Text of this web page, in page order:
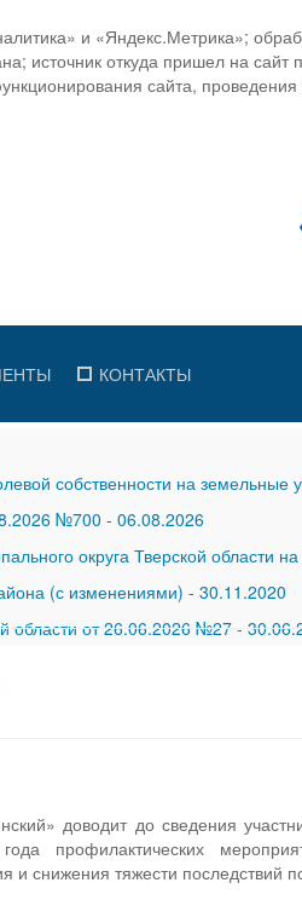
и «Яндекс.Метрика»;
откуда пришел на сайт
сайта, проведения
КОНТАКТЫ
собственности на земельные
№700 - 06.08.2026
округа Тверской области
(с изменениями) - 30.11.2020
области от 26.06.2026 №27 -
доводит до сведения
профилактических
и снижения тяжести последствий